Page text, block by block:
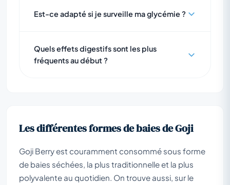
Est-ce adapté si je surveille ma glycémie ?
Quels effets digestifs sont les plus
fréquents au début ?
Les différentes formes de baies de Goji
Goji Berry est couramment consommé sous forme
de baies séchées, la plus traditionnelle et la plus
polyvalente au quotidien. On trouve aussi, sur le